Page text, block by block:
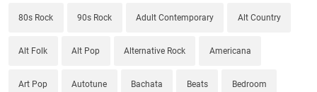
80s Rock 90s Rock Adult Contemporary Alt Country
Alt Folk Alt Pop Alternative Rock Americana
Art Pop Autotune Bachata Beats Bedroom